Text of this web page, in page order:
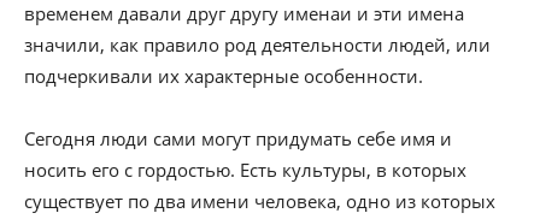
временем давали друг другу именаи и эти имена
значили, как правило род деятельности людей, или
подчеркивали их характерные особенности.
Сегодня люди сами могут придумать себе имя и
носить его с гордостью. Есть культуры, в которых
существует по два имени человека, одно из которых